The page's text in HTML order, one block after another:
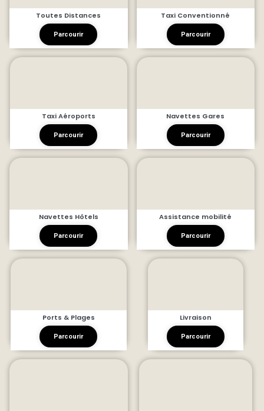
Toutes Distances
Parcourir
Taxi Conventionné
Parcourir
Taxi Aéroports
Parcourir
Navettes Gares
Parcourir
Navettes Hôtels
Parcourir
Assistance mobilité
Parcourir
Ports & Plages
Parcourir
Livraison
Parcourir